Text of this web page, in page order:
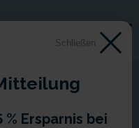
Schließen
Ersparnis bei